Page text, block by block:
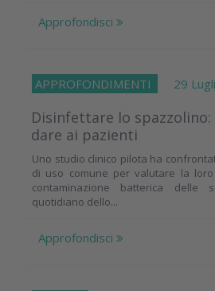
Approfondisci
APPROFONDIMENTI 29
Disinfettare lo
dare ai pazienti
Uno studio clinico pilota ha
di uso comune per valutare la
contaminazione batterica delle
quotidiano dello...
Approfondisci